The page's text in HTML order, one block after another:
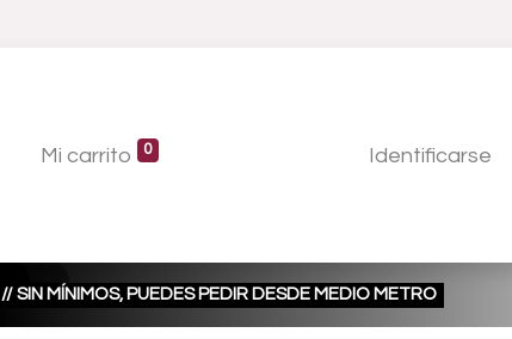
Mi carrito 0 Identificarse
// SIN MÍNIMOS, PUEDES PEDIR DESDE MEDIO METRO